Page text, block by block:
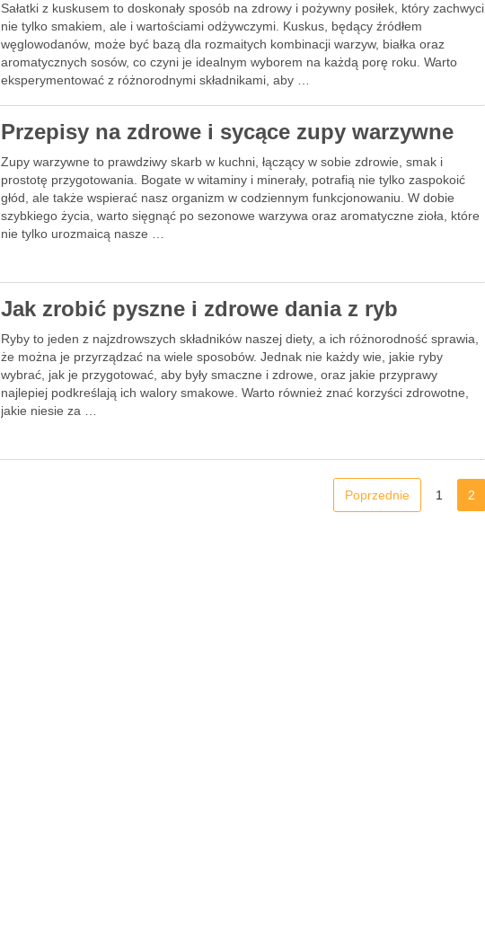
Sałatki z kuskusem to doskonały sposób na zdrowy i pożywny posiłek, który zachwyci
nie tylko smakiem, ale i wartościami odżywczymi. Kuskus, będący źródłem
węglowodanów, może być bazą dla rozmaitych kombinacji warzyw, białka oraz
aromatycznych sosów, co czyni je idealnym wyborem na każdą porę roku. Warto
eksperymentować z różnorodnymi składnikami, aby …
Przepisy na zdrowe i sycące zupy warzywne
Zupy warzywne to prawdziwy skarb w kuchni, łączący w sobie zdrowie, smak i
prostotę przygotowania. Bogate w witaminy i minerały, potrafią nie tylko zaspokoić
głód, ale także wspierać nasz organizm w codziennym funkcjonowaniu. W dobie
szybkiego życia, warto sięgnąć po sezonowe warzywa oraz aromatyczne zioła, które
nie tylko urozmaicą nasze …
Jak zrobić pyszne i zdrowe dania z ryb
Ryby to jeden z najzdrowszych składników naszej diety, a ich różnorodność sprawia,
że można je przyrządzać na wiele sposobów. Jednak nie każdy wie, jakie ryby
wybrać, jak je przygotować, aby były smaczne i zdrowe, oraz jakie przyprawy
najlepiej podkreślają ich walory smakowe. Warto również znać korzyści zdrowotne,
jakie niesie za …
Poprzednie 1 2